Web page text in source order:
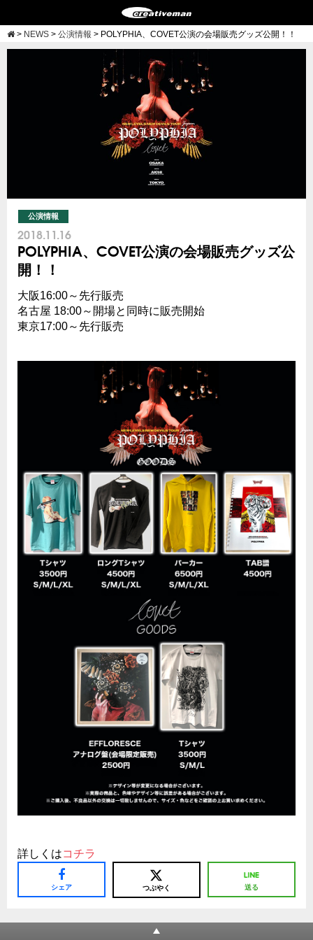
> NEWS > 公演情報 > POLYPHIA、COVET公演の会場販売グッズ公開！！
公演情報
2018.11.16
POLYPHIA、COVET公演の会場販売グッズ公
開！！
大阪16:00～先行販売
名古屋 18:00～開場と同時に販売開始
東京17:00～先行販売
詳しくはコチラ
シェア つぶやく 送る